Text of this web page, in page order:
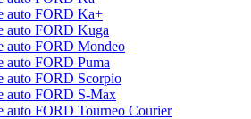
auto FORD Ka+
auto FORD Kuga
auto FORD Mondeo
auto FORD Puma
auto FORD Scorpio
auto FORD S-Max
auto FORD Tourneo Courier